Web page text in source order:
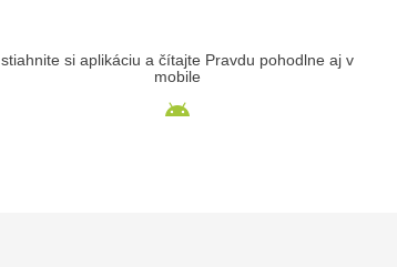
stiahnite si aplikáciu a čítajte Pravdu pohodlne aj v
mobile